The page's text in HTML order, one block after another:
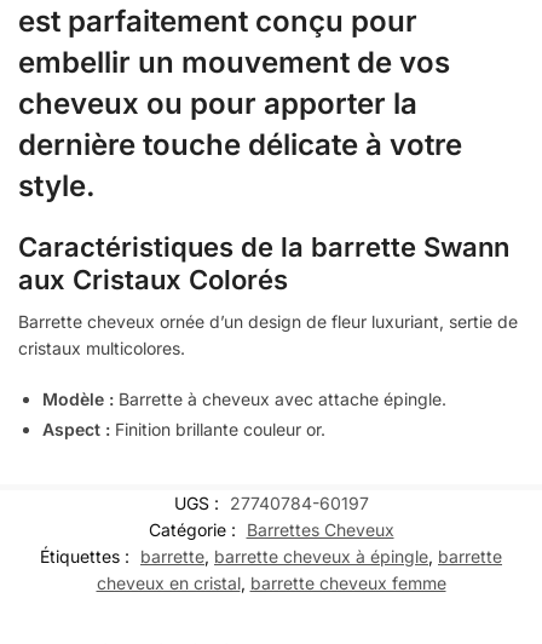
est parfaitement conçu pour
embellir un mouvement de vos
cheveux ou pour apporter la
dernière touche délicate à votre
style.
Caractéristiques de la barrette Swann
aux Cristaux Colorés
Barrette cheveux ornée d’un design de fleur luxuriant, sertie de
cristaux multicolores.
Modèle : Barrette à cheveux avec attache épingle.
Aspect : Finition brillante couleur or.
UGS :
27740784-60197
Catégorie :
Barrettes Cheveux
Étiquettes :
barrette, barrette cheveux à épingle, barrette
cheveux en cristal, barrette cheveux femme